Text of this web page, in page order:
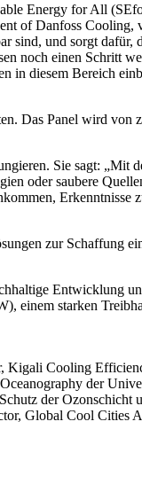
Energy for All
of Danfoss Cooling,
sind, und sorgt dafür,
noch einen Schritt
in diesem Bereich
Das Panel wird von
Sie sagt: „Mit
oder saubere
Erkenntnisse
zur Schaffung
Entwicklung
einem starken
Kigali Cooling
der
der Ozonschicht
Global Cool Cities